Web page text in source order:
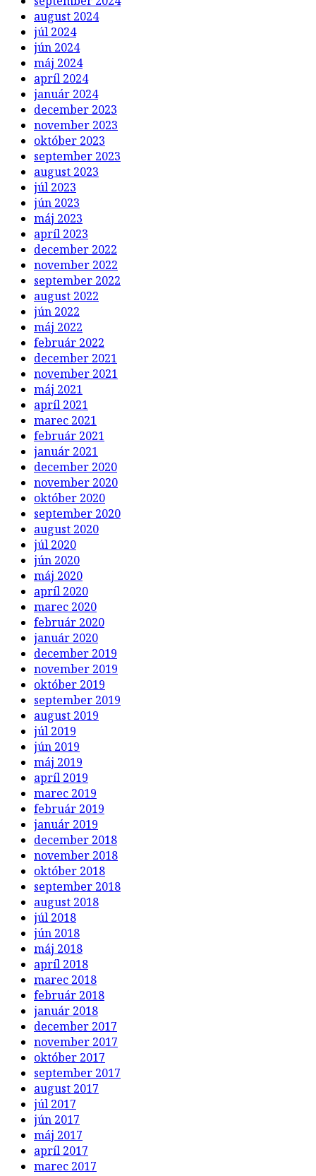
august 2024
júl 2024
jún 2024
máj 2024
apríl 2024
január 2024
december 2023
november 2023
október 2023
september 2023
august 2023
júl 2023
jún 2023
máj 2023
apríl 2023
december 2022
november 2022
september 2022
august 2022
jún 2022
máj 2022
február 2022
december 2021
november 2021
máj 2021
apríl 2021
marec 2021
február 2021
január 2021
december 2020
november 2020
október 2020
september 2020
august 2020
júl 2020
jún 2020
máj 2020
apríl 2020
marec 2020
február 2020
január 2020
december 2019
november 2019
október 2019
september 2019
august 2019
júl 2019
jún 2019
máj 2019
apríl 2019
marec 2019
február 2019
január 2019
december 2018
november 2018
október 2018
september 2018
august 2018
júl 2018
jún 2018
máj 2018
apríl 2018
marec 2018
február 2018
január 2018
december 2017
november 2017
október 2017
september 2017
august 2017
júl 2017
jún 2017
máj 2017
apríl 2017
marec 2017